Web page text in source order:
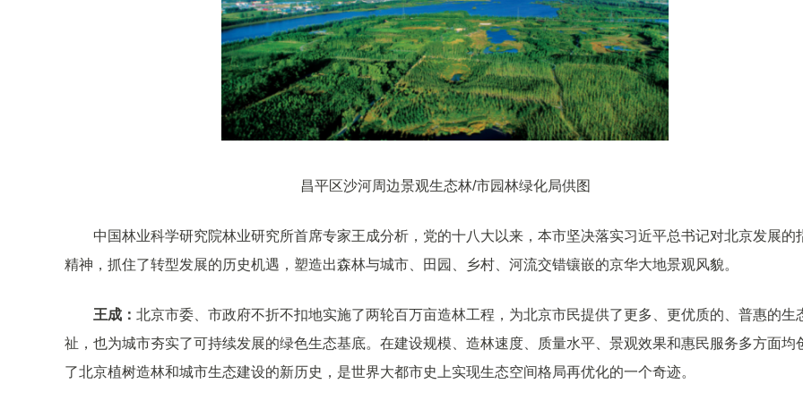
昌平区沙河周边景观生态林/市园林绿化局供图
中国林业科学研究院林业研究所首席专家王成分析，党的十八大以来，本市坚决落实习近平总书记对北京发展的
精神，抓住了转型发展的历史机遇，塑造出森林与城市、田园、乡村、河流交错镶嵌的京华大地景观风貌。
王成： 北京市委、市政府不折不扣地实施了两轮百万亩造林工程，为北京市民提供了更多、更优质的、普惠的生
祉，也为城市夯实了可持续发展的绿色生态基底。在建设规模、造林速度、质量水平、景观效果和惠民服务多方面均
了北京植树造林和城市生态建设的新历史，是世界大都市史上实现生态空间格局再优化的一个奇迹。